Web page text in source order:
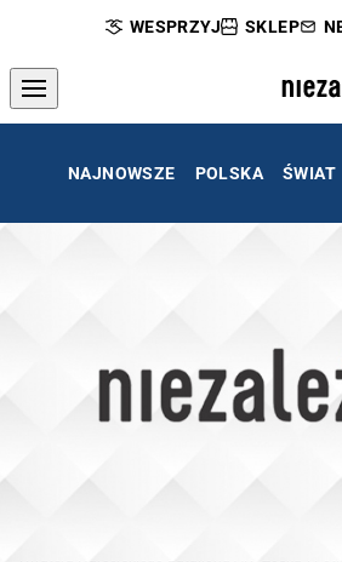
WESPRZYJ SKLEP
NAJNOWSZE POLSKA ŚWIAT